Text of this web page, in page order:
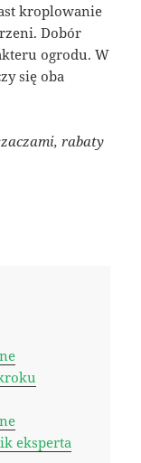
kroplowanie
Dobór
ogrodu. W
się oba
rabaty
eksperta